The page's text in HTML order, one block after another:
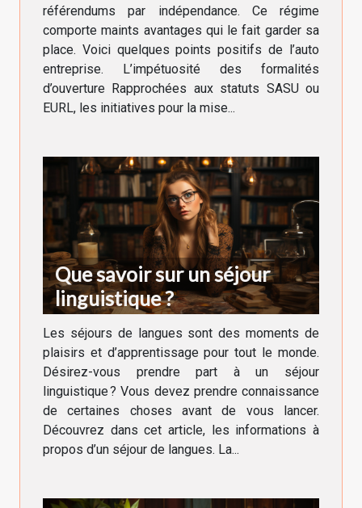
référendums par indépendance. Ce régime
comporte maints avantages qui le fait garder sa
place. Voici quelques points positifs de l’auto
entreprise. L’impétuosité des formalités
d’ouverture Rapprochées aux statuts SASU ou
EURL, les initiatives pour la mise...
Que savoir sur un séjour
linguistique ?
Les séjours de langues sont des moments de
plaisirs et d’apprentissage pour tout le monde.
Désirez-vous prendre part à un séjour
linguistique ? Vous devez prendre connaissance
de certaines choses avant de vous lancer.
Découvrez dans cet article, les informations à
propos d’un séjour de langues. La...